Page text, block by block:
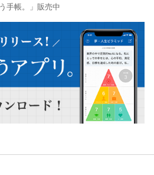
手帳。」販売中